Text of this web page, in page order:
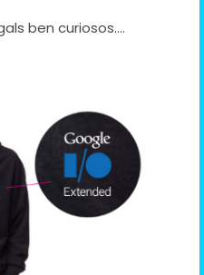
ben curiosos....